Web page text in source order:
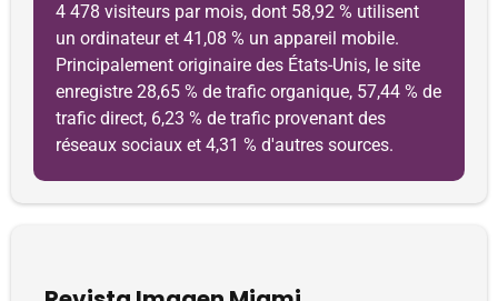
4 478 visiteurs par mois, dont 58,92 % utilisent
un ordinateur et 41,08 % un appareil mobile.
Principalement originaire des États-Unis, le site
enregistre 28,65 % de trafic organique, 57,44 % de
trafic direct, 6,23 % de trafic provenant des
réseaux sociaux et 4,31 % d'autres sources.